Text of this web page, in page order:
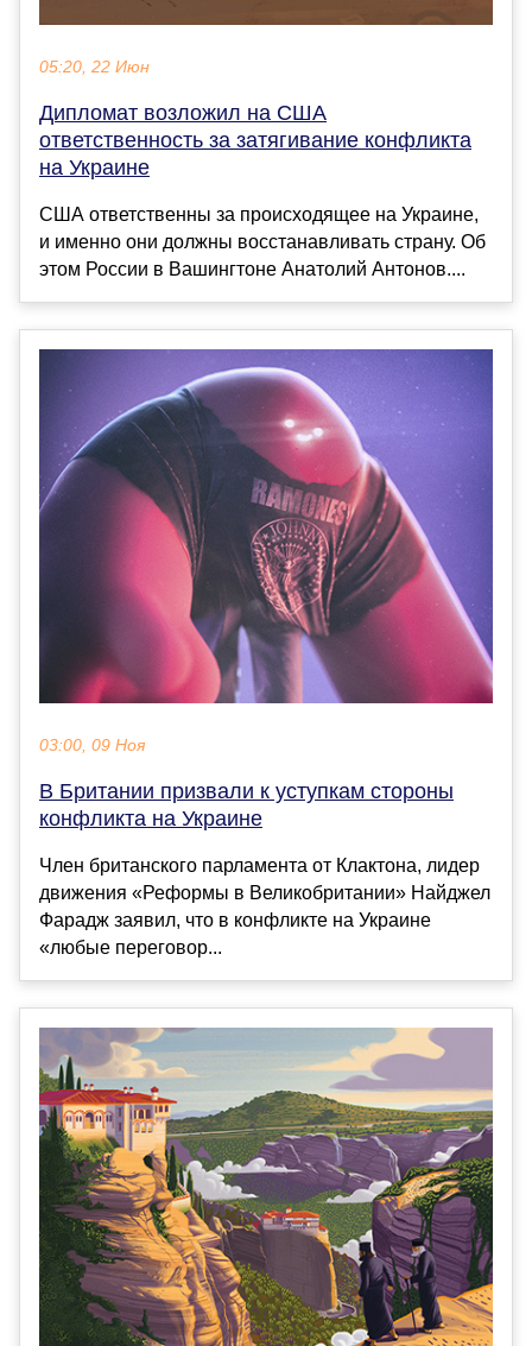
05:20, 22 Июн
Дипломат возложил на США
ответственность за затягивание конфликта
на Украине
США ответственны за происходящее на Украине,
и именно они должны восстанавливать страну. Об
этом России в Вашингтоне Анатолий Антонов....
03:00, 09 Ноя
В Британии призвали к уступкам стороны
конфликта на Украине
Член британского парламента от Клактона, лидер
движения «Реформы в Великобритании» Найджел
Фарадж заявил, что в конфликте на Украине
«любые переговор...